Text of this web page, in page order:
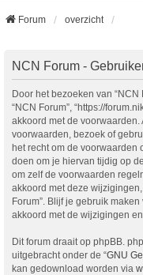
Forum overzicht
NCN Forum -
Door het bezoeken van “NCN
“NCN Forum”, “https://
akkoord met de
voorwaarden, bezoek of
het recht om de voorwaarden
doen om je hiervan tijdig op
om zelf de voorwaarden
akkoord met deze
Forum”. Blijf je gebruik
akkoord met de wijzigingen
Dit forum draait op phpBB.
uitgebracht onder de “GNU
kan gedownload worden via